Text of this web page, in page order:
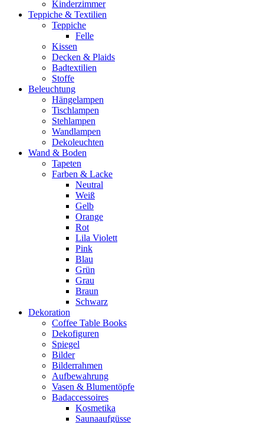
Kinderzimmer
Teppiche & Textilien
Teppiche
Felle
Kissen
Decken & Plaids
Badtextilien
Stoffe
Beleuchtung
Hängelampen
Tischlampen
Stehlampen
Wandlampen
Dekoleuchten
Wand & Boden
Tapeten
Farben & Lacke
Neutral
Weiß
Gelb
Orange
Rot
Lila Violett
Pink
Blau
Grün
Grau
Braun
Schwarz
Dekoration
Coffee Table Books
Dekofiguren
Spiegel
Bilder
Bilderrahmen
Aufbewahrung
Vasen & Blumentöpfe
Badaccessoires
Kosmetika
Saunaaufgüsse